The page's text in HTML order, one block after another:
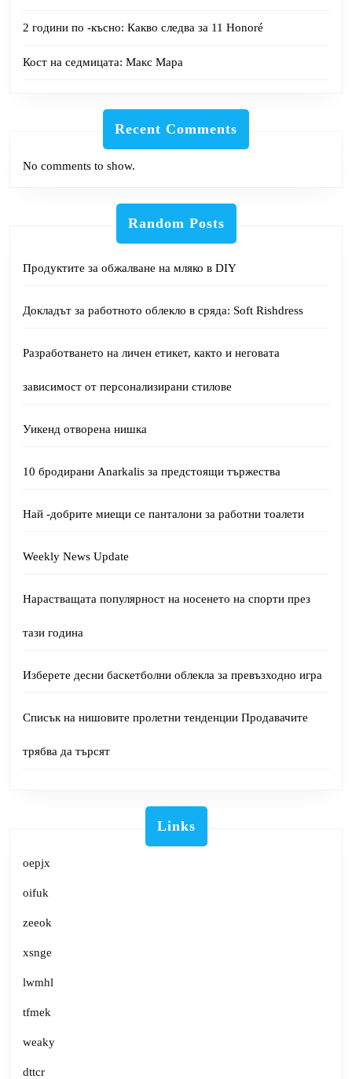
2 години по -късно: Какво следва за 11 Honoré
Кост на седмицата: Макс Мара
Recent Comments
No comments to show.
Random Posts
Продуктите за обжалване на мляко в DIY
Докладът за работното облекло в сряда: Soft Rishdress
Разработването на личен етикет, както и неговата
зависимост от персонализирани стилове
Уикенд отворена нишка
10 бродирани Anarkalis за предстоящи тържества
Най -добрите миещи се панталони за работни тоалети
Weekly News Update
Нарастващата популярност на носенето на спорти през
тази година
Изберете десни баскетболни облекла за превъзходно игра
Списък на нишовите пролетни тенденции Продавачите
трябва да търсят
Links
oepjx
oifuk
zeeok
xsnge
lwmhl
tfmek
weaky
dttcr